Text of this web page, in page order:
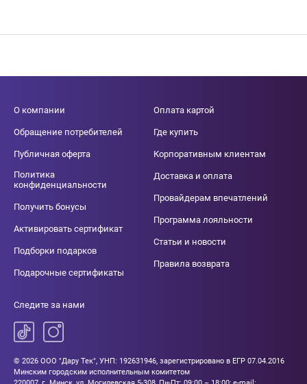
О компании
Обращение потребителей
Публичная оферта
Политика
конфиденциальности
Получить бонусы
Активировать сертификат
Подборки подарков
Подарочные сертификаты
Оплата картой
Где купить
Корпоративным клиентам
Доставка и оплата
Провайдерам впечатлений
Программа лояльности
Статьи и новости
Правила возврата
Следите за нами
© 2026 ООО "Дару Тек", УНП: 192631946, зарегистрировано в ЕГР 07.04.2016
Минским городским исполнительным комитетом